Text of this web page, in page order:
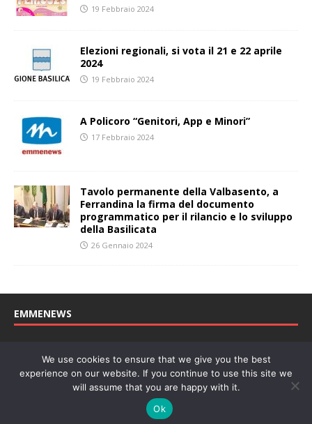
19 Febbraio 2024
Elezioni regionali, si vota il 21 e 22 aprile
2024
19 Febbraio 2024
A Policoro “Genitori, App e Minori”
17 Febbraio 2024
Tavolo permanente della Valbasento, a
Ferrandina la firma del documento
programmatico per il rilancio e lo sviluppo
della Basilicata
26 Gennaio 2024
EMMENEWS
27/04/2011. Direttore Responsabile: Concetta Monzo, Editore: Deah
soc. coop. P. Iva: 01219430772
, un marchio di
We use cookies to ensure that we give you the best
experience on our website. If you continue to use this site we
will assume that you are happy with it.
Ok